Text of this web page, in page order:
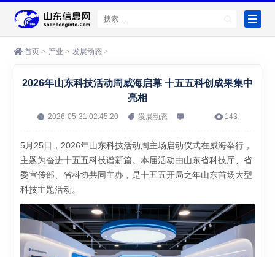
首页 > 产业 > 发展动态 >
2026年山东科技活动周威海启幕 十五五科创成果集中
亮相
2026-05-31 02:45:20 发展动态 143
5月25日，2026年山东科技活动周主场启动仪式在威海举行，
主题为奋进十五五科技谱新篇。本届活动由山东省科技厅、省
委宣传部、省科协共同主办，是十五五开局之年山东首场大型
科技主题活动。